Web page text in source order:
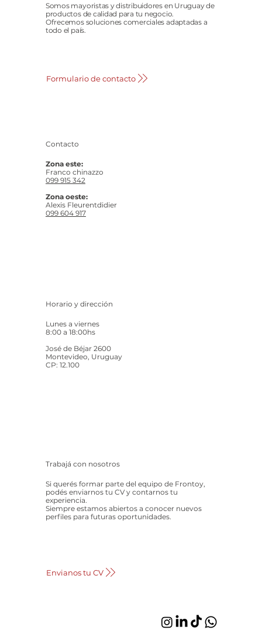
Somos mayoristas y distribuidores en Uruguay de
productos de calidad para tu negocio.
Ofrecemos soluciones comerciales adaptadas a
todo el país.
Formulario de contacto
Contacto
Zona este:
Franco chinazzo
099 915 342
Zona oeste:
Alexis Fleurentdidier
099 604 917
Horario y dirección
Lunes a viernes
8:00 a 18:00hs
José de Béjar 2600
Montevideo, Uruguay
CP: 12.100
Trabajá con nosotros
Si querés formar parte del equipo de Frontoy,
podés enviarnos tu CV y contarnos tu
experiencia.
Siempre estamos abiertos a conocer nuevos
perfiles para futuras oportunidades.
Envianos tu CV